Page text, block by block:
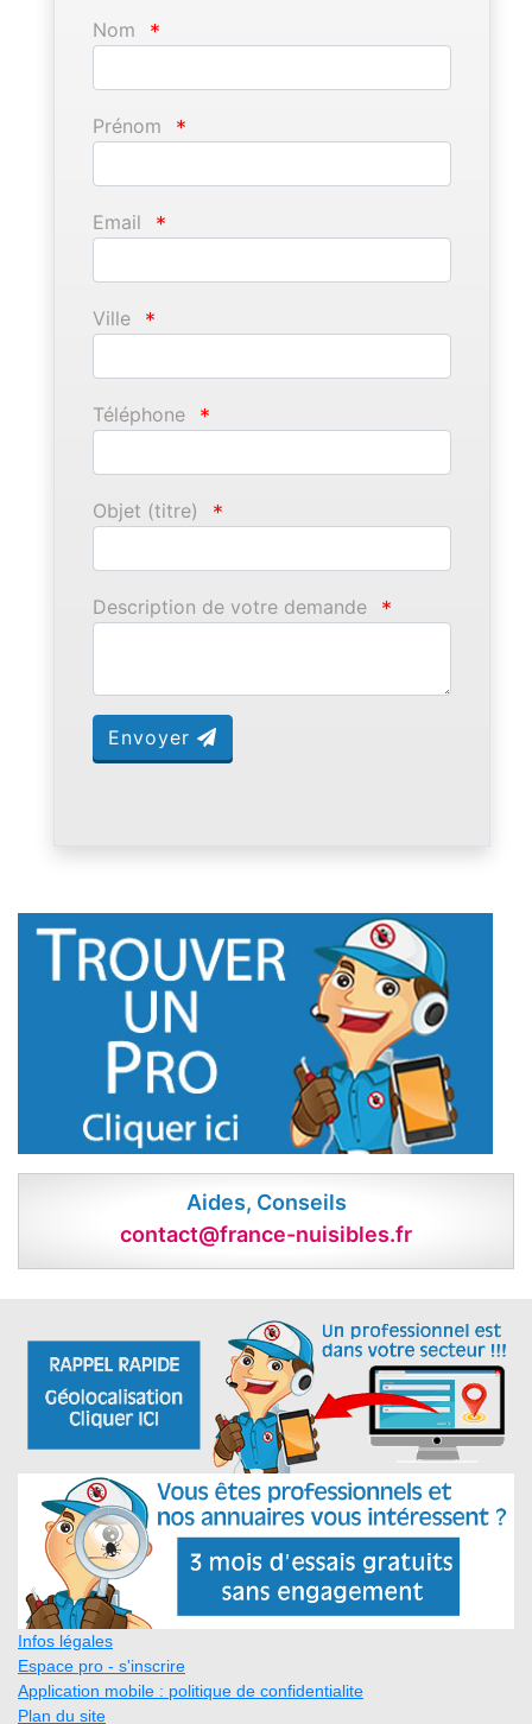
Nom *
Prénom *
Email *
Ville *
Téléphone *
Objet (titre) *
Description de votre demande *
Envoyer
Aides, Conseils
contact@france-nuisibles.fr
Infos légales
Espace pro - s'inscrire
Application mobile : politique de confidentialite
Plan du site